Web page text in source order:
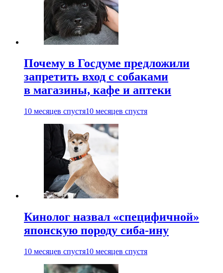
Почему в Госдуме предложили
запретить вход с собаками
в магазины, кафе и аптеки
10 месяцев спустя10 месяцев спустя
Кинолог назвал «специфичной»
японскую породу сиба-ину
10 месяцев спустя10 месяцев спустя